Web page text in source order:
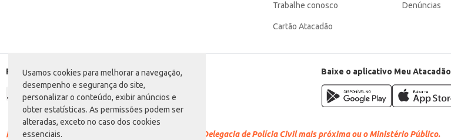
Usamos cookies para melhorar a navegação,
desempenho e segurança do site,
personalizar o conteúdo, exibir anúncios e
obter estatísticas. As permissões podem ser
alteradas, exceto no caso dos cookies
essenciais.
Trabalhe conosco
Cartão Atacadão
Denúncias
Formas de pagamento Baixe o aplicativo Meu Atacadão
Racismo é crime. Denuncie. Disque 100 ou procure a Delegacia de Polícia Civil mais próxima ou o Ministério Público.